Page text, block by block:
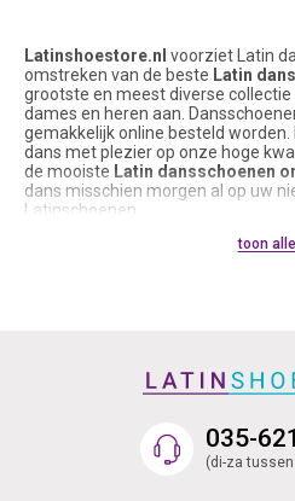
Latinshoestore.nl voorziet Latin
omstreken van de beste Latin
grootste en meest diverse
dames en heren aan.
gemakkelijk online besteld
dans met plezier op onze hoge
de mooiste Latin dansschoenen
dans misschien morgen al op uw
Latinschoenen.
Latin shoes en accessoires voor
ondersteunen soepel
Latin dansschoenen
toon
035-
(di-za